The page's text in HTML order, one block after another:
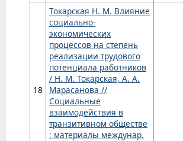
18
Токарская Н. М. Влияние
социально-
экономических
процессов на степень
реализации трудового
потенциала работников
/ Н. М. Токарская, А. А.
Марасанова //
Социальные
взаимодействия в
транзитивном обществе
: материалы междунар.